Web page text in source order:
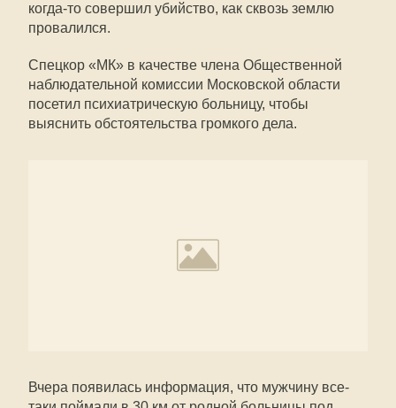
когда-то совершил убийство, как сквозь землю
провалился.
Спецкор «МК» в качестве члена Общественной
наблюдательной комиссии Московской области
посетил психиатрическую больницу, чтобы
выяснить обстоятельства громкого дела.
Вчера появилась информация, что мужчину все-